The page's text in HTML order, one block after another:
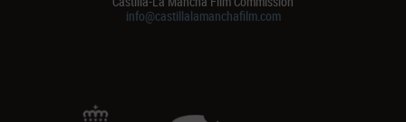
info@castillalamanchafilm.com